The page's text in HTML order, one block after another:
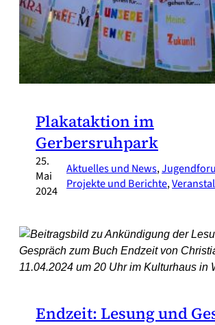
Plakataktion im
Gerbersruhpark
25.
Mai
2024
Aktuelles und News,
Projekte und Berichte,
Endzeit: Lesung und